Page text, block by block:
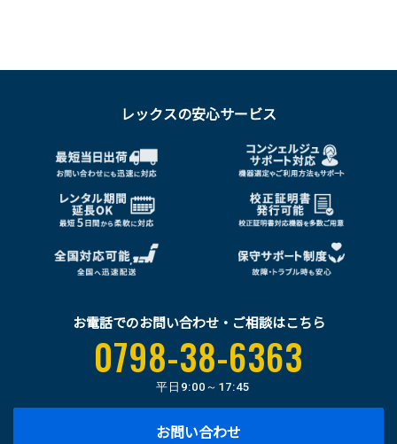
レックスの安心サービス
お電話でのお問い合わせ・ご相談はこちら
0798-38-6363
平日 9:00～17:45
お問い合わせ